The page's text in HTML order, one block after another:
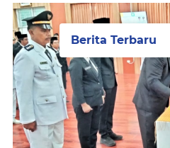
Berita Terbaru